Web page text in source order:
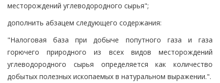
месторождений углеводородного сырья";
дополнить абзацем следующего содержания:
"Налоговая база при добыче попутного газа и газа
горючего природного из всех видов месторождений
углеводородного сырья определяется как количество
добытых полезных ископаемых в натуральном выражении.".